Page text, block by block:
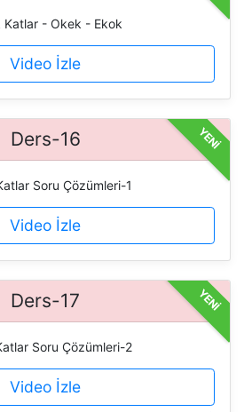
Katlar - Okek - Ekok
Video İzle
Ders-16 YENİ
Soru Çözümleri-1
Video İzle
Ders-17 YENİ
Soru Çözümleri-2
Video İzle